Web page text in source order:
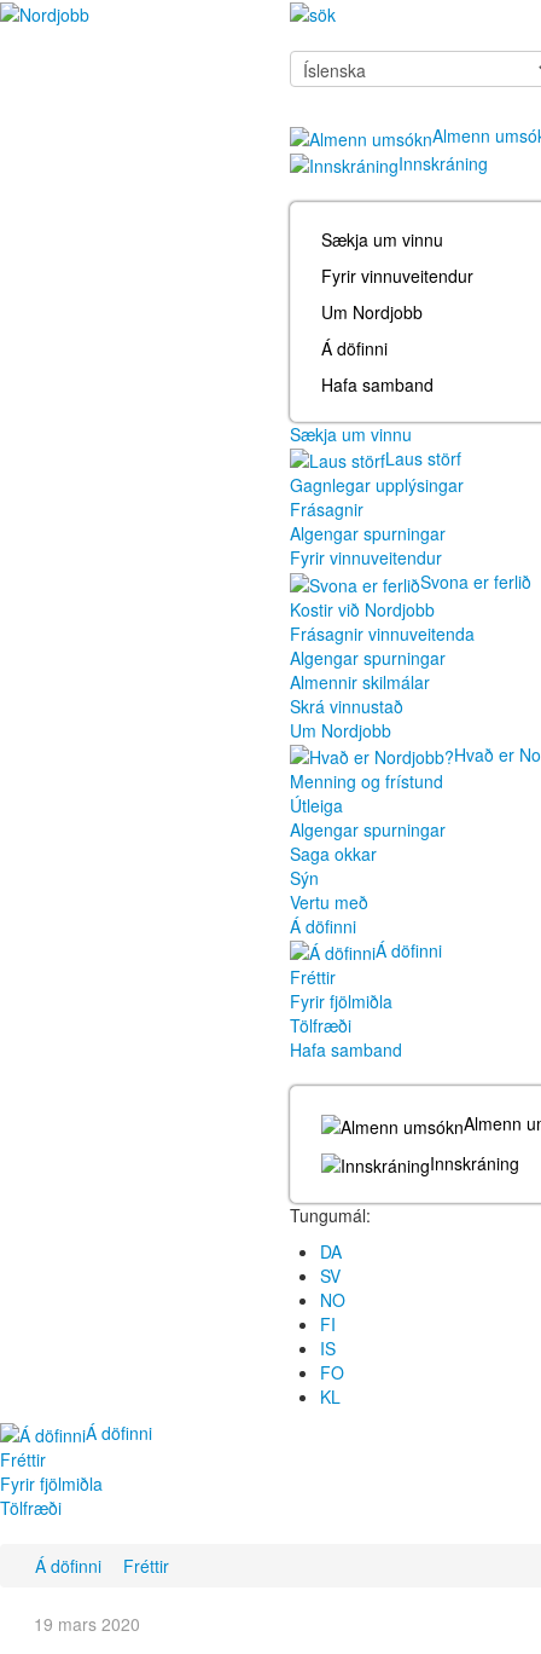
Almenn
Innskráning
Sækja um vinnu
Fyrir vinnuveitendur
Um Nordjobb
Á döfinni
Hafa samband
Sækja um vinnu
Laus störf
Gagnlegar upplýsingar
Frásagnir
Algengar spurningar
Fyrir vinnuveitendur
Svona er ferlið
Kostir við Nordjobb
Frásagnir vinnuveitenda
Algengar spurningar
Almennir skilmálar
Skrá vinnustað
Um Nordjobb
Hvað er
Menning og frístund
Útleiga
Algengar spurningar
Saga okkar
Sýn
Vertu með
Á döfinni
Á döfinni
Fréttir
Fyrir fjölmiðla
Tölfræði
Hafa samband
Almenn
Innskráning
Tungumál:
DA
SV
NO
FI
IS
FO
KL
Á döfinni
Fréttir
Fyrir fjölmiðla
Tölfræði
Á döfinni Fréttir
19 mars 2020